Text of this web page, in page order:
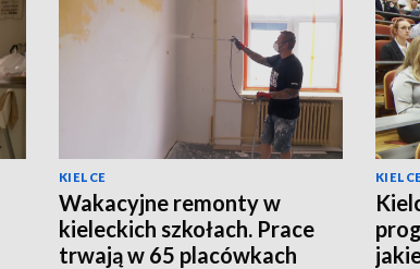
KIELCE
Wakacyjne remonty w
kieleckich szkołach. Prace
trwają w 65 placówkach